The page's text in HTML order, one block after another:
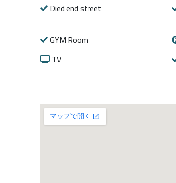
Died end street
GYM Room
TV